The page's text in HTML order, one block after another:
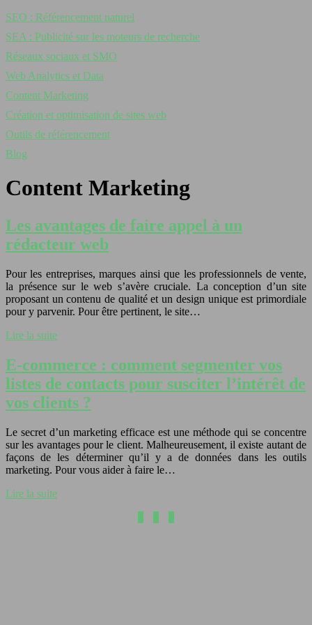
SEO : Référencement naturel
SEA : Publicité sur les moteurs de recherche
Réseaux sociaux et SMO
Web Analytics et Data
Content Marketing
Création et optimisation de sites web
Outils de référencement
Blog
Content Marketing
Les avantages de faire appel à un
rédacteur web
Pour les entreprises, marques ainsi que les professionnels de vente,
la présence sur le web s’avère cruciale. La conception d’un site
proposant un contenu de qualité et un design unique est primordiale
pour y parvenir. Pour être pertinent, le site…
Lire la suite
E-commerce : comment segmenter vos
listes de contacts pour susciter l’intérêt de
vos clients ?
Le secret d’un marketing efficace est une méthode qui se concentre
sur les avantages pour le client. Malheureusement, il existe autant de
façons de les déterminer qu’il y a de données dans les outils
marketing. Pour vous aider à faire le…
Lire la suite